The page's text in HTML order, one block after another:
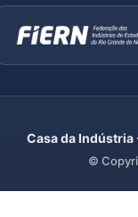
Casa da Indústria
©